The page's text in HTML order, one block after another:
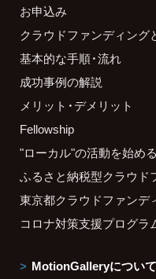
お申込み
クラウドファンディング
基本的な手順・流れ
成功事例の解説
メリット・デメリット
Fellowship
"ローカル"の活動を始める
ふるさと納税型クラウド
東京都クラウドファンデ
コロナ対策支援プログラ
MotionGalleryについて